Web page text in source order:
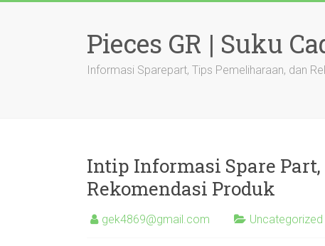
Pieces GR | Suku
Informasi Sparepart, Tips Pemeliharaan, dan
Intip Informasi Spare
Rekomendasi Produk
gek4869@gmail.com Uncategorized